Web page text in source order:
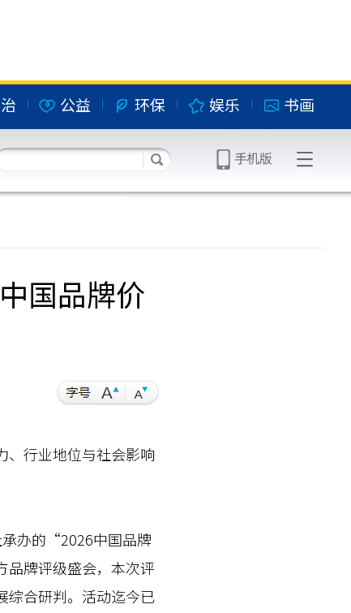
公益 环保 娱乐 书画
国品牌价
行业地位与社会影响
办的“2026中国品牌
品牌评级盛会，本次评
合研判。活动迄今已